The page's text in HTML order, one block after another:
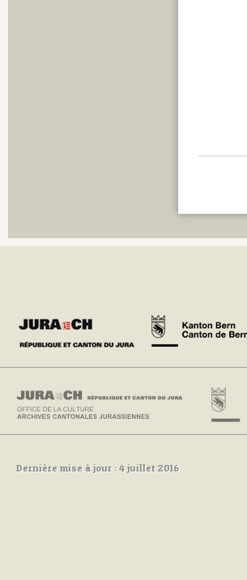
Dernière mise à jour : 4 juillet 2016